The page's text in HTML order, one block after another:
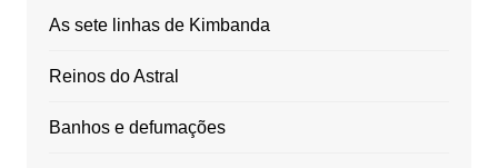
As sete linhas de Kimbanda
Reinos do Astral
Banhos e defumações